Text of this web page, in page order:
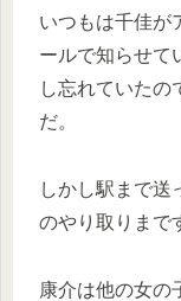
いつもは千佳が
ールで知らせて
し忘れていたの
だ。
しかし駅まで送
のやり取りまで
康介は他の女の